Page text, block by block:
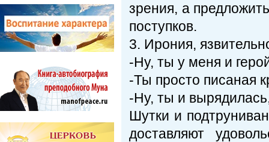
зрения, а
поступков.
3. Ирония,
-Ну, ты у меня и
-Ты просто писаная
-Ну, ты и
Шутки и
доставляют